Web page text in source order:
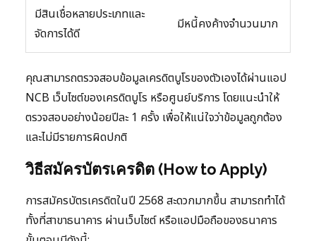
มีสินเชื่อหลายประเภทและ
จัดการได้ดี
มีหนี้คงค้างจำนวนมาก
คุณสามารถตรวจสอบข้อมูลเครดิตบูโรของตัวเองได้ผ่านแอป
NCB เว็บไซต์ของเครดิตบูโร หรือศูนย์บริการ โดยแนะนำให้
ตรวจสอบอย่างน้อยปีละ 1 ครั้ง เพื่อให้แน่ใจว่าข้อมูลถูกต้อง
และไม่มีรายการผิดปกติ
วิธีสมัครบัตรเครดิต (How to Apply)
การสมัครบัตรเครดิตในปี 2568 สะดวกมากขึ้น สามารถทำได้
ทั้งที่สาขาธนาคาร ผ่านเว็บไซต์ หรือแอปมือถือของธนาคาร